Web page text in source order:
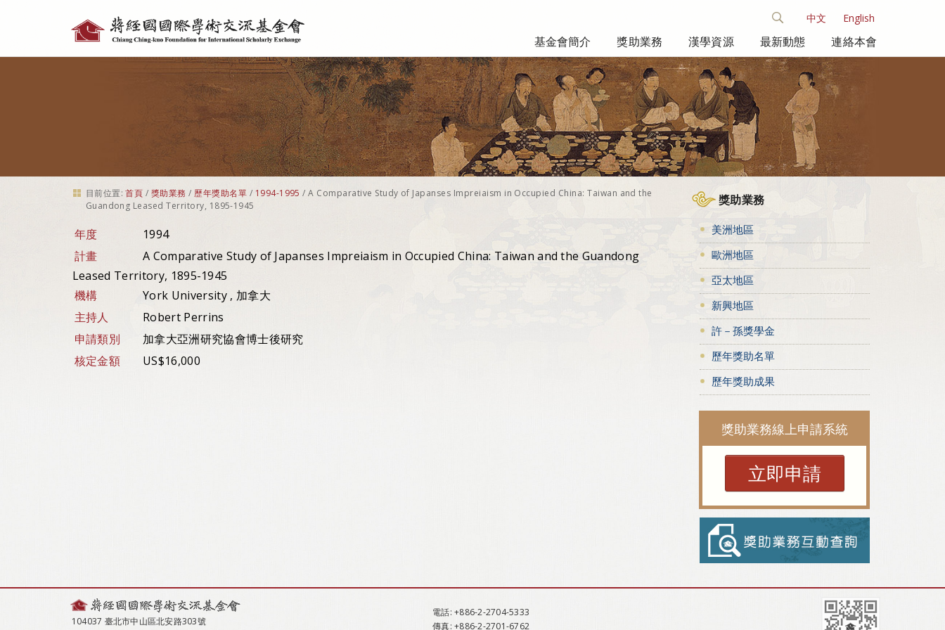
具
中文 English
基金會簡介 獎助業務 漢學資源 最新動態 連絡本會
目前位置: 首頁 / 獎助業務 / 歷年獎助名單 / 1994-1995 /A Comparative Study of Japanses Impreiaism in Occupied China: Taiwan and the
Guandong Leased Territory, 1895-1945
年度
1994
計畫
A Comparative Study of Japanses Impreiaism in Occupied China: Taiwan and the Guandong
Leased Territory, 1895-1945
機構
York University , 加拿大
主持人
Robert Perrins
申請類別
加拿大亞洲研究協會博士後研究
核定金額
US$16,000
獎助業務
美洲地區
歐洲地區
亞太地區
新興地區
許－孫獎學金
歷年獎助名單
歷年獎助成果
獎助業務線上申請系統
立即申請
104037 臺北市中山區北安路303號
電話: +886-2-2704-5333
傳真: +886-2-2701-6762